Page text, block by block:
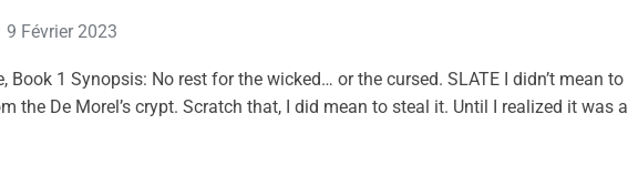
9 Février 2023
Book 1 Synopsis: No rest for the wicked… or the cursed. SLATE I didn’t mean to
the De Morel’s crypt. Scratch that, I did mean to steal it. Until I realized it was a